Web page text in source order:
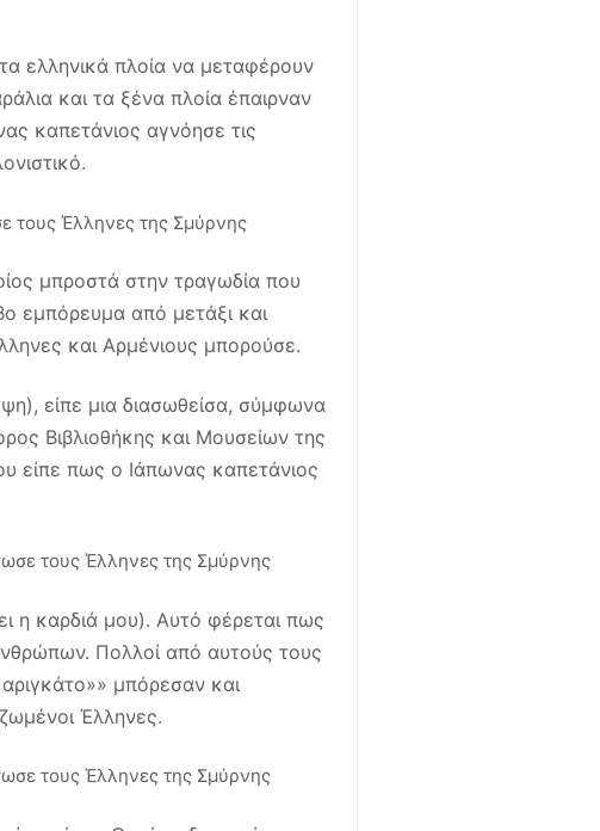
ελληνικά πλοία να μεταφέρουν
και τα ξένα πλοία έπαιρναν
καπετάνιος αγνόησε τις
μπροστά στην τραγωδία που
εμπόρευμα από μετάξι και
και Αρμένιους μπορούσε.
είπε μια διασωθείσα, σύμφωνα
Βιβλιοθήκης και Μουσείων της
είπε πως ο Ιάπωνας καπετάνιος
η καρδιά μου). Αυτό φέρεται πως
Πολλοί από αυτούς τους
μπόρεσαν και
Έλληνες.